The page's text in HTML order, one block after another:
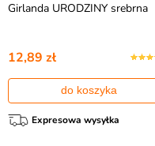
Girlanda URODZINY srebrna
12,89 zł
do koszyka
Expresowa wysyłka